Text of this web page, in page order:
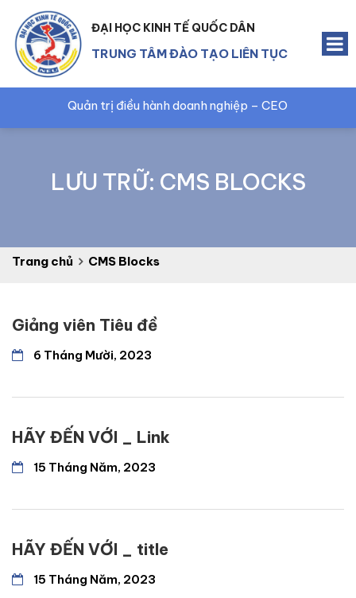
ĐẠI HỌC KINH TẾ QUỐC DÂN
TRUNG TÂM ĐÀO TẠO LIÊN TỤC
Quản trị điều hành doanh nghiệp – CEO
LƯU TRỮ: CMS BLOCKS
Trang chủ CMS Blocks
Giảng viên Tiêu đề
6 Tháng Mười, 2023
HÃY ĐẾN VỚI _ Link
15 Tháng Năm, 2023
HÃY ĐẾN VỚI _ title
15 Tháng Năm, 2023